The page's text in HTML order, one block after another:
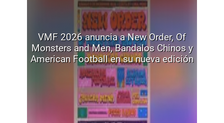
VMF 2026 anuncia a New Order, Of
Monsters and Men, Bandalos Chinos y
American Football en su nueva edición